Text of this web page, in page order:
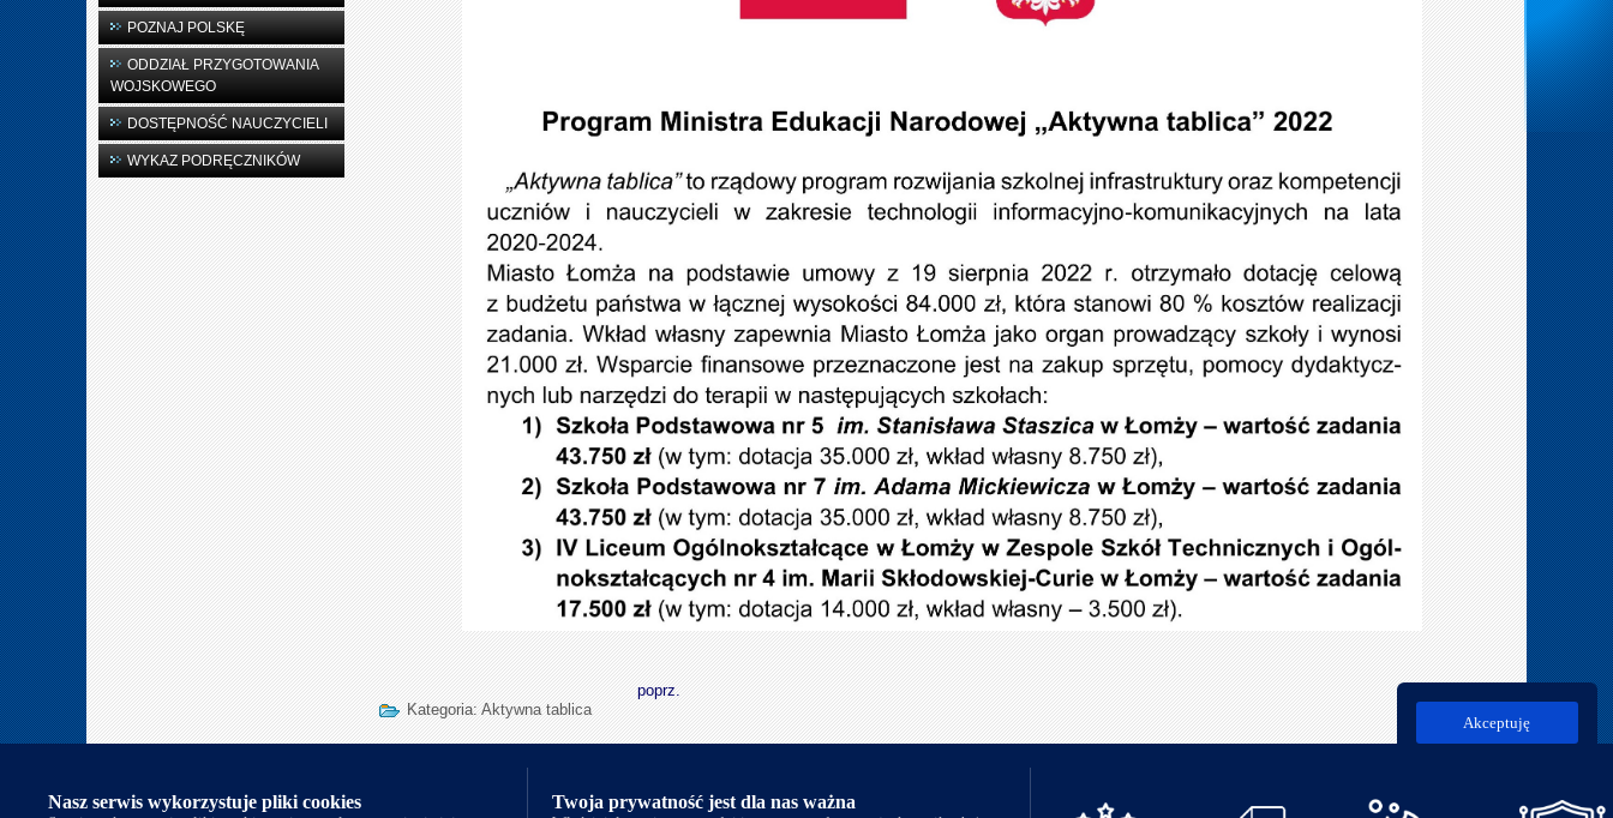
POZNAJ POLSKĘ
ODDZIAŁ PRZYGOTOWANIA
WOJSKOWEGO
DOSTĘPNOŚĆ NAUCZYCIELI
WYKAZ PODRĘCZNIKÓW
poprz.
Kategoria: Aktywna tablica
Akceptuję
Nasz serwis wykorzystuje pliki cookies Twoja prywatność jest dla nas ważna